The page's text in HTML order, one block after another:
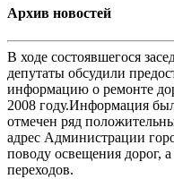
Архив новостей
В ходе состоявшегося
депутаты обсудили
информацию о ремонте
2008 году.Информация
отмечен ряд
адрес Администрации
поводу освещения дорог,
переходов.